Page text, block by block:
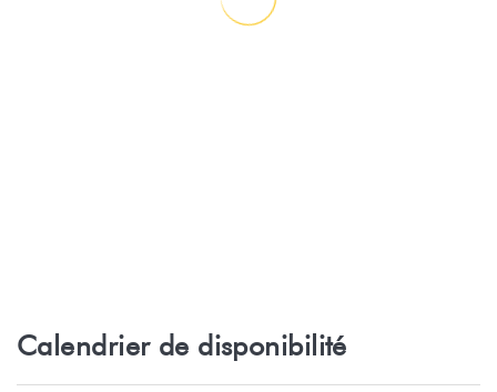
Calendrier de disponibilité